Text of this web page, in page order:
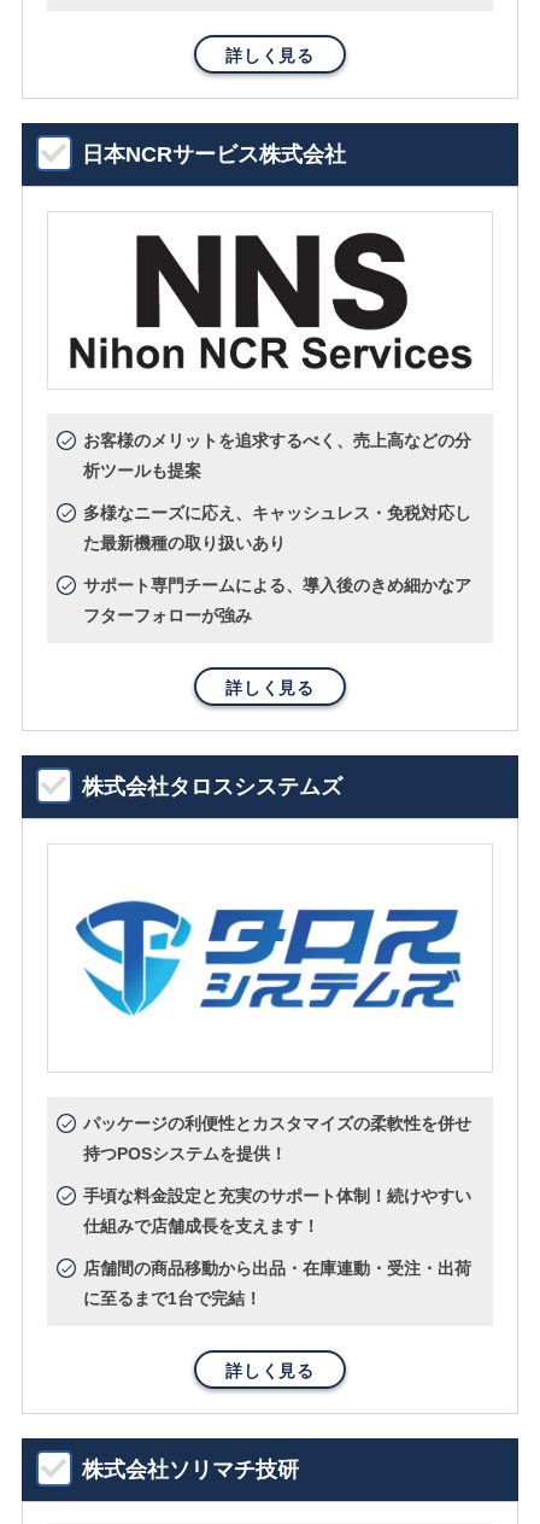
詳しく見る
日本NCRサービス株式会社
お客様のメリットを追求するべく、売上高などの分
析ツールも提案
多様なニーズに応え、キャッシュレス・免税対応し
た最新機種の取り扱いあり
サポート専門チームによる、導入後のきめ細かなア
フターフォローが強み
詳しく見る
株式会社タロスシステムズ
パッケージの利便性とカスタマイズの柔軟性を併せ
持つPOSシステムを提供！
手頃な料金設定と充実のサポート体制！続けやすい
仕組みで店舗成長を支えます！
店舗間の商品移動から出品・在庫連動・受注・出荷
に至るまで1台で完結！
詳しく見る
株式会社ソリマチ技研